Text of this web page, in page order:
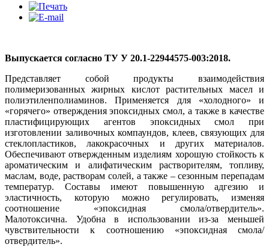
Выпускается согласно ТУ У 20.1-22944575-003:2018.
Представляет собой продукты взаимодействия
полимеризованных жирных кислот растительных масел и
полиэтиленполиаминов. Применяется для «холодного» и
«горячего» отверждения эпоксидных смол, а также в качестве
пластифицирующих агентов эпоксидных смол при
изготовлении заливочных компаундов, клеев, связующих для
стеклопластиков, лакокрасочных и других материалов.
Обеспечивают отвержденным изделиям хорошую стойкость к
ароматическим и алифатическим растворителям, топливу,
маслам, воде, растворам солей, а также – сезонным перепадам
температур. Составы имеют повышенную адгезию и
эластичность, которую можно регулировать, изменяя
соотношение «эпоксидная смола/отвердитель».
Малотоксична. Удобна в использовании из-за меньшей
чувствительности к соотношению «эпоксидная смола/
отвердитель».